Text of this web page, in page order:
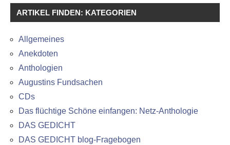
ARTIKEL FINDEN: KATEGORIEN
Allgemeines
Anekdoten
Anthologien
Augustins Fundsachen
CDs
Das flüchtige Schöne einfangen: Netz-Anthologie
DAS GEDICHT
DAS GEDICHT blog-Fragebogen